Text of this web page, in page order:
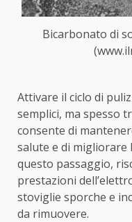
Bicarbonato di
Attivare il ciclo di
semplici, ma spesso
consente di
salute e di migliorare
questo passaggio,
prestazioni
stoviglie sporche e
da rimuovere.